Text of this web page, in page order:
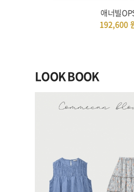
애너빌OPS
192,600원
LOOK BOOK